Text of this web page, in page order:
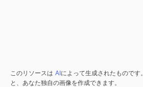
このリソースは AIによって生成されたものです。
と、あなた独自の画像を作成できます。